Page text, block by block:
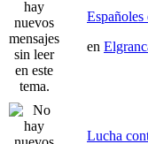
en
Lucha